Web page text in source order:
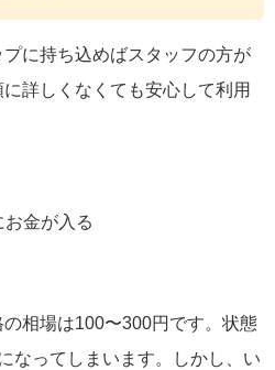
に持ち込めばスタッフの方が
詳しくなくても安心して利用
金が入る
相場は100〜300円です。状態
なってしまいます。しかし、い